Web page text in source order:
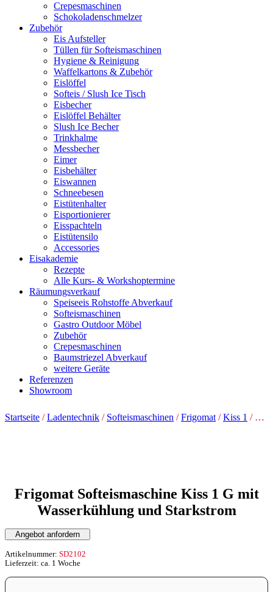
Crepesmaschinen
Schokoladenschmelzer
Zubehör
Eis Aufsteller
Tüllen für Softeismaschinen
Hygiene & Reinigung
Waffelkartons & Zubehör
Eislöffel
Softeis / Slush Ice Tisch
Eisbecher
Eislöffel Behälter
Slush Ice Becher
Trinkhalme
Messbecher
Eimer
Eisbehälter
Eiswannen
Schneebesen
Eistütenhalter
Eisportionierer
Eisspachteln
Eistütensilo
Accessories
Eisakademie
Rezepte
Alle Kurs- & Workshoptermine
Räumungsverkauf
Speiseeis Rohstoffe Abverkauf
Softeismaschinen
Gastro Outdoor Möbel
Zubehör
Crepesmaschinen
Baumstriezel Abverkauf
weitere Geräte
Referenzen
Showroom
Startseite /Ladentechnik / Softeismaschinen /Frigomat /Kiss 1 / Frigomat Softeismaschine Kiss 1 G mit Wasserkühlung und Starkstrom
Frigomat Softeismaschine Kiss 1 G mit
Wasserkühlung und Starkstrom
Angebot anfordern
Artikelnummer: SD2102
Lieferzeit: ca. 1 Woche